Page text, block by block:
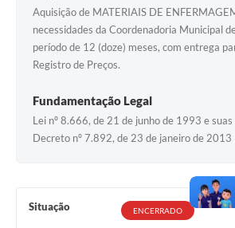
Aquisição de MATERIAIS DE
necessidades da Coordenadoria Municipal
período de 12 (doze) meses, com entrega
Registro de Preços.
Fundamentação Legal
Lei nº 8.666, de 21 de junho de 1993 e
Decreto nº 7.892, de 23 de janeiro de 2013
Situação ENCERRADO